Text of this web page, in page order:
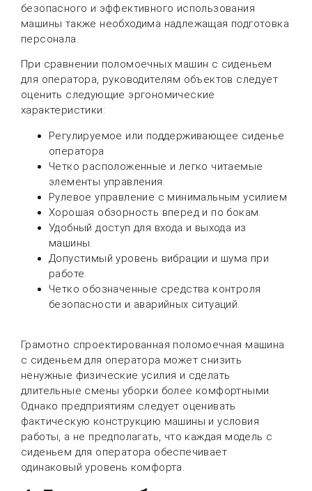
безопасного и эффективного использования
машины также необходима надлежащая подготовка
персонала.
При сравнении поломоечных машин с сиденьем
для оператора, руководителям объектов следует
оценить следующие эргономические
характеристики:
Регулируемое или поддерживающее сиденье
оператора
Четко расположенные и легко читаемые
элементы управления.
Рулевое управление с минимальным усилием
Хорошая обзорность вперед и по бокам.
Удобный доступ для входа и выхода из
машины.
Допустимый уровень вибрации и шума при
работе.
Четко обозначенные средства контроля
безопасности и аварийных ситуаций.
Грамотно спроектированная поломоечная машина
с сиденьем для оператора может снизить
ненужные физические усилия и сделать
длительные смены уборки более комфортными.
Однако предприятиям следует оценивать
фактическую конструкцию машины и условия
работы, а не предполагать, что каждая модель с
сиденьем для оператора обеспечивает
одинаковый уровень комфорта.